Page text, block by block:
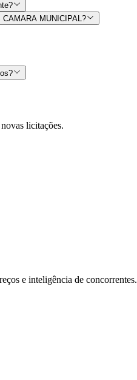
MUNICIPAL?
licitações.
e inteligência de concorrentes.